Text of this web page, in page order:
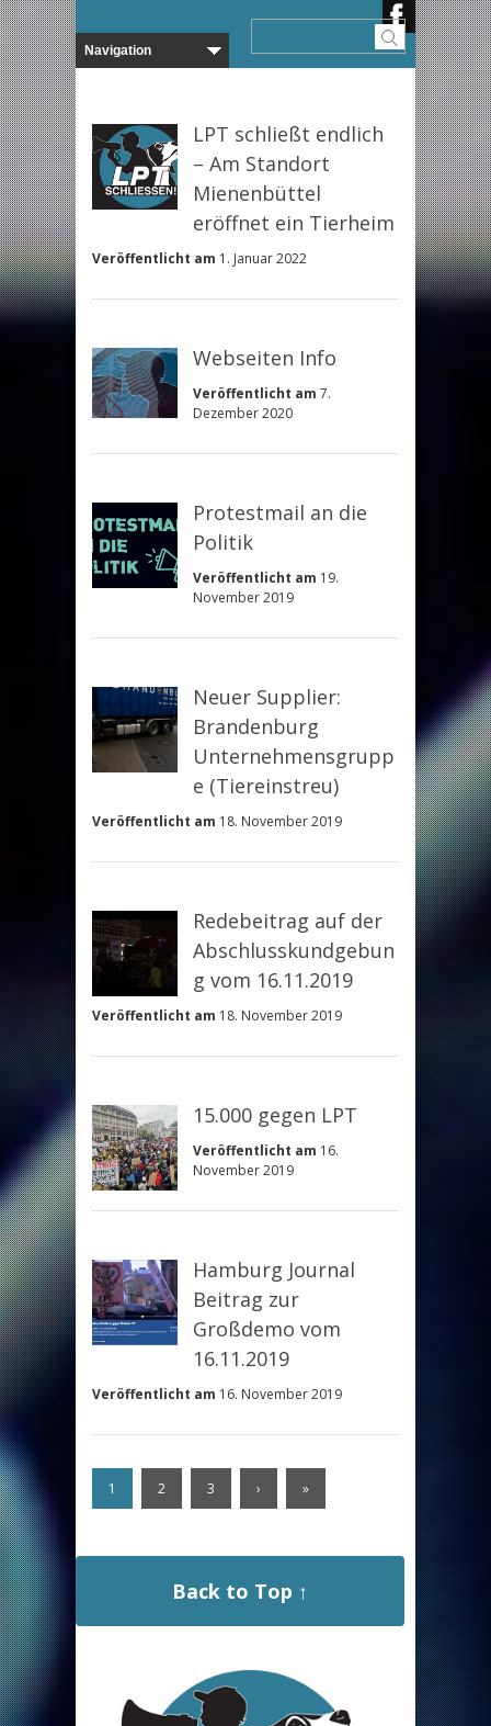
LPT schließt endlich
– Am Standort
Mienenbüttel
eröffnet ein Tierheim
Veröffentlicht am 1. Januar 2022
Webseiten Info
Veröffentlicht am 7.
Dezember 2020
Protestmail an die
Politik
Veröffentlicht am 19.
November 2019
Neuer Supplier:
Brandenburg
Unternehmensgrupp
e (Tiereinstreu)
Veröffentlicht am 18. November 2019
Redebeitrag auf der
Abschlusskundgebun
g vom 16.11.2019
Veröffentlicht am 18. November 2019
15.000 gegen LPT
Veröffentlicht am 16.
November 2019
Hamburg Journal
Beitrag zur
Großdemo vom
16.11.2019
Veröffentlicht am 16. November 2019
1 2 3 › »
Back to Top ↑